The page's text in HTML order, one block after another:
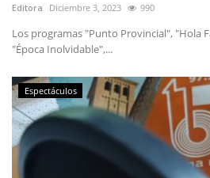
Editora Diciembre 3, 2023 990
Los programas "Punto Provincial", "Hola
"Época Inolvidable",...
Espectáculos